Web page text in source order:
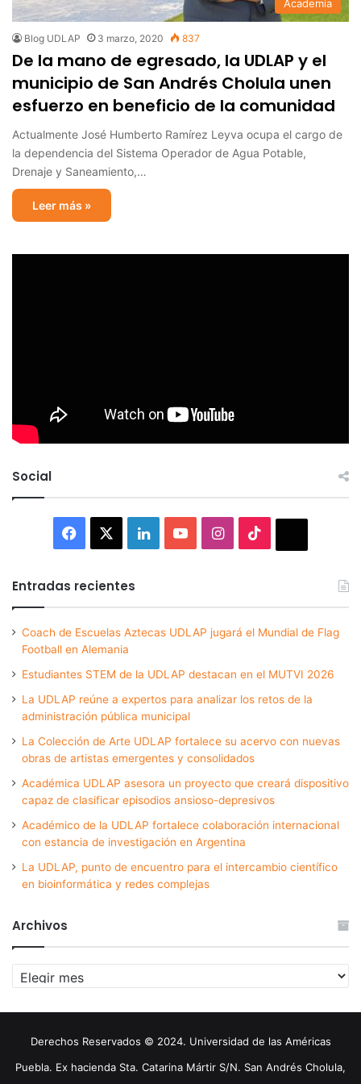
Academia
Blog UDLAP 3 marzo, 2020 837
De la mano de egresado, la UDLAP y el
municipio de San Andrés Cholula unen
esfuerzo en beneficio de la comunidad
Actualmente José Humberto Ramírez Leyva ocupa el cargo de
la dependencia del Sistema Operador de Agua Potable,
Drenaje y Saneamiento,…
Leer más »
Social
Facebook LinkedInYouTubeInstagram
Entradas recientes
Coach de Escuelas Aztecas UDLAP jugará el Mundial de Flag
Football en Alemania
Estudiantes STEM de la UDLAP destacan en el MUTVI 2026
La UDLAP reúne a expertos para analizar los retos de la
administración pública municipal
La Colección de Arte UDLAP fortalece su acervo con nuevas
obras de artistas emergentes y consolidados
Académica UDLAP asesora un proyecto que creará dispositivo
capaz de clasificar episodios ansioso-depresivos
Académico de la UDLAP fortalece colaboración internacional
con estancia de investigación en Argentina
La UDLAP, punto de encuentro para el intercambio científico
en bioinformática y redes complejas
Archivos
Archivos
Derechos Reservados © 2024. Universidad de las Américas
Puebla. Ex hacienda Sta. Catarina Mártir S/N. San Andrés Cholula,